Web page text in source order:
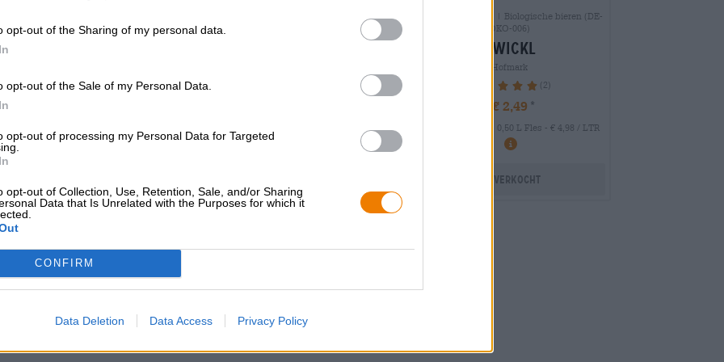
opt-out of the Sharing of my personal data.
opt-out of the Sale of my Personal Data.
opt-out of processing my Personal Data for Targeted
opt-out of Collection, Use, Retention, Sale, and/or Sharing
Data that Is Unrelated with the Purposes for which it
CONFIRM
Data Deletion Data Access Privacy Policy
bavaria
100%
Duitse lagerbieren | Biologische bieren (DE-
ÖKO-006)
zwickl
Hofmark
100% (2)
€ 2,49
0,50 L Fles - € 4,98 / LTR
Uitverkocht